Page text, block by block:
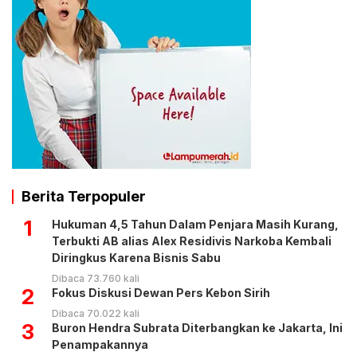
Berita Terpopuler
1
Hukuman 4,5 Tahun Dalam Penjara Masih Kurang,
Terbukti AB alias Alex Residivis Narkoba Kembali
Diringkus Karena Bisnis Sabu
Dibaca 73.760 kali
2 Fokus Diskusi Dewan Pers Kebon Sirih
Dibaca 70.022 kali
3
Buron Hendra Subrata Diterbangkan ke Jakarta, Ini
Penampakannya